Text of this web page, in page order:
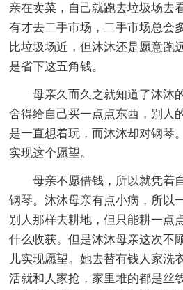
亲在卖菜，自己就跑去垃圾场去
有才去二手市场，二手市场总会
比垃圾场近，但沐沐还是愿意跑
是省下这五角钱。
母亲久而久之就知道了沐沐
舍得给自己买一点点东西，别人
是一直想着玩，而沐沐却对钢琴
实现这个愿望。
母亲不愿借钱，所以就凭着
钢琴。沐沐母亲有点小病，所以
别人那样去耕地，但只能耕一点
什么收获。但是沐沐母亲这次不
儿实现愿望。她去替有钱人家洗
活就和人家抢，家里堆的都是丝